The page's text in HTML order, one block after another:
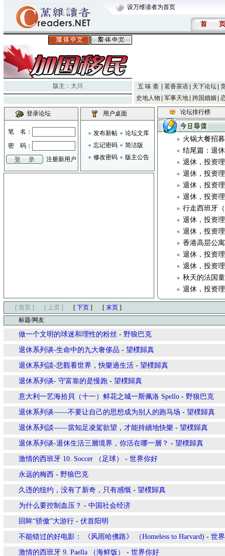
设万维读者为首页
首 页
版主： 大川 五 味 斋 茗香茶语 天下论坛
史地人物
军事天地 跨国婚姻
登录论坛
笔 名：
密 码：
注册新用户
用户桌面
发布新帖
论坛文库
忘记密码
简洁版
修改密码
版主公告
论坛排行榜
火锅大餐招
结尾篇：退
退休，投资
退休，投资
退休，投资
退休，投资
行走西班牙
退休，投资
退休，投资
香港高层公
退休，投资
退休，投资
秋天的法国
退休，投资
[ 首页 ] [ 上页 ] [ 下页 ] [ 末页 ]
标题/网友
做一个文明的球迷和理性的粉丝 - 野狼巴克
退休系列谈-生命中的九大奢侈品 - 望樸歸真
退休系列談-悲觀看世界，快樂過生活 - 望樸歸真
退休系列谈- 守富靠的是慢跑 - 望樸歸真
意大利一艺海拾貝（十一）鲜花之城一斯佩洛 Spello - 野狼巴克
退休系列谈——不要让自己的思想成为别人的跑马场 - 望樸歸真
退休系列談——當知足凌駕欲望，才能持續地快樂 - 望樸歸真
退休系列谈-退休生活三層境界，你活在哪一層？ - 望樸歸真
激情的西班牙 10. Soccer （足球） - 世界你好
永远的梅西 - 野狼巴克
久违的纽约，没有了新奇，只有感慨 - 望樸歸真
为什么要控制血压？ - 中国社会经济
回眸“骄傲”大游行 - 伏首阳明
不能错过的好电影： 《风雨哈佛路》 （Homeless to Harvard) - 世
激情的西班牙 9. Paella （海鲜饭） - 世界你好